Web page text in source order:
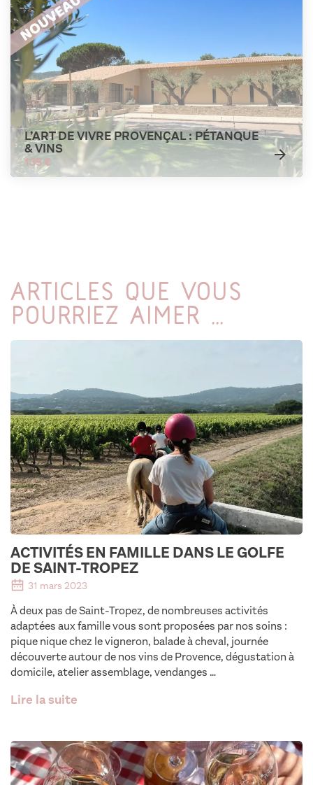
L’ART DE VIVRE PROVENÇAL : PÉTANQUE
& VINS
135 €
Articles que vous
pourriez aimer ...
ACTIVITÉS EN FAMILLE DANS LE GOLFE
DE SAINT-TROPEZ
31 mars 2023
À deux pas de Saint-Tropez, de nombreuses activités
adaptées aux famille vous sont proposées par nos soins :
pique nique chez le vigneron, balade à cheval, journée
découverte autour de nos vins de Provence, dégustation à
domicile, atelier assemblage, vendanges …
Lire la suite